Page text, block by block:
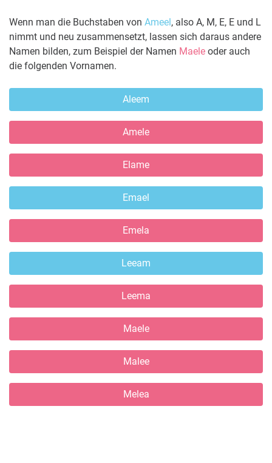
Wenn man die Buchstaben von Ameel, also A, M, E, E und L
nimmt und neu zusammensetzt, lassen sich daraus andere
Namen bilden, zum Beispiel der Namen Maele oder auch
die folgenden Vornamen.
Aleem
Amele
Elame
Emael
Emela
Leeam
Leema
Maele
Malee
Melea